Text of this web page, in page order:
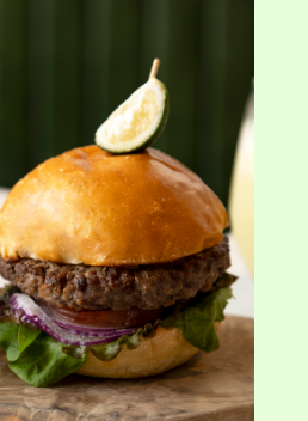
アム ビーフ バーガー
：3,480円
はございません。